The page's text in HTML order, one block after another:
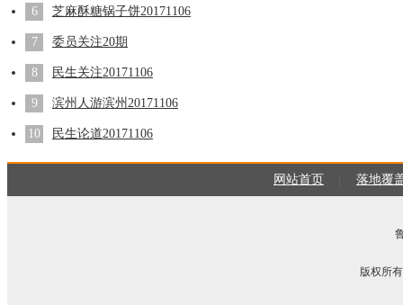
6 芝麻酥糖锅子饼20171106
7 委员关注20期
8 民生关注20171106
9 滨州人游滨州20171106
10 民生论道20171106
网站首页 落地覆
版权所